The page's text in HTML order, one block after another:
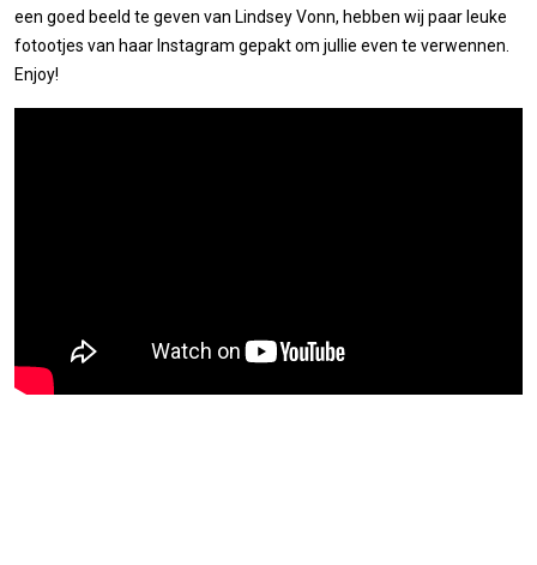
een goed beeld te geven van Lindsey Vonn, hebben wij paar leuke
fotootjes van haar Instagram gepakt om jullie even te verwennen.
Enjoy!